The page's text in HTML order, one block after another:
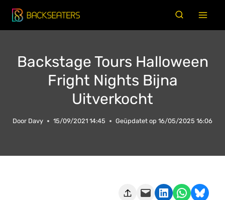
Doorgaan
naar
Backstage Tours Halloween
Fright Nights Bijna
Uitverkocht
Door Davy 15/09/2021 14:45 Geüpdatet op 16/05/2025 16:06
Deze pagina e-mailen Delen op LinkedIn Delen via WhatsApp Share on Bluesky